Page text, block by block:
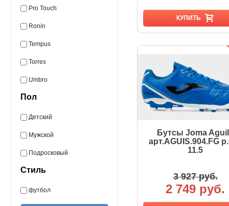
Pro Touch
Ronin
Tempus
Torres
Umbro
Пол
Детский
Мужской
Подросковый
Стиль
футбол
КУПИТЬ
Бутсы Joma
арт.AGUIS.904.FG
11.5
3 927 руб.
2 749 руб.